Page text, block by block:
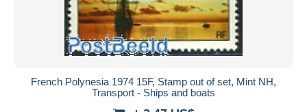
French Polynesia 1974 15F, Stamp out of set, Mint NH,
Transport - Ships and boats